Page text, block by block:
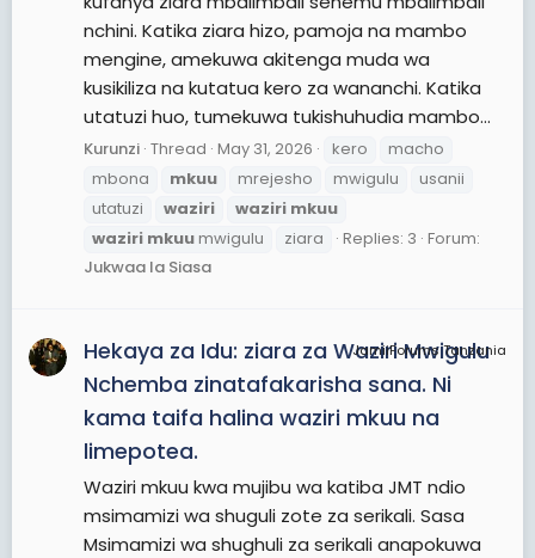
nchini. Katika ziara hizo, pamoja na mambo
mengine, amekuwa akitenga muda wa
kusikiliza na kutatua kero za wananchi. Katika
utatuzi huo, tumekuwa tukishuhudia mambo...
Kurunzi Thread May 31, 2026 kero
macho
mbona
mkuu mrejesho mwigulu
usanii
utatuzi
waziri waziri mkuu
waziri mkuumwigulu ziara Replies: 3 Forum:
Jukwaa la Siasa
JamiiForums Tanzania
Hekaya za Idu: ziara za Waziri Mwigulu
Nchemba zinatafakarisha sana. Ni
kama taifa halina waziri mkuu na
limepotea.
Waziri mkuu kwa mujibu wa katiba JMT ndio
msimamizi wa shuguli zote za serikali. Sasa
Msimamizi wa shughuli za serikali anapokuwa